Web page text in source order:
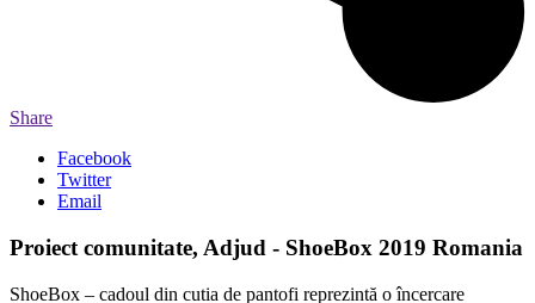
Share
Facebook
Twitter
Email
Proiect comunitate, Adjud - ShoeBox 2019 Romania
ShoeBox – cadoul din cutia de pantofi reprezintă o încercare